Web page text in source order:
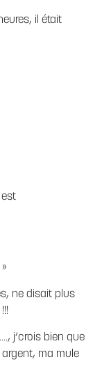
il était
ne disait plus
j’crois bien que
ma mule